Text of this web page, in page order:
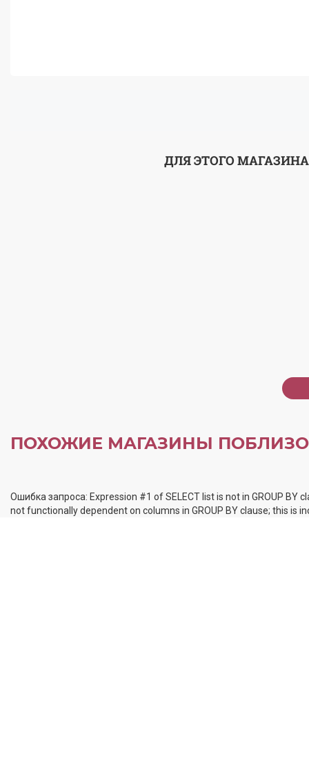
ДЛЯ ЭТОГО
ПОХОЖИЕ МАГАЗИНЫ
Ошибка запроса: Expression #1 of SELECT list is not in GROUP
not functionally dependent on columns in GROUP BY clause; this is